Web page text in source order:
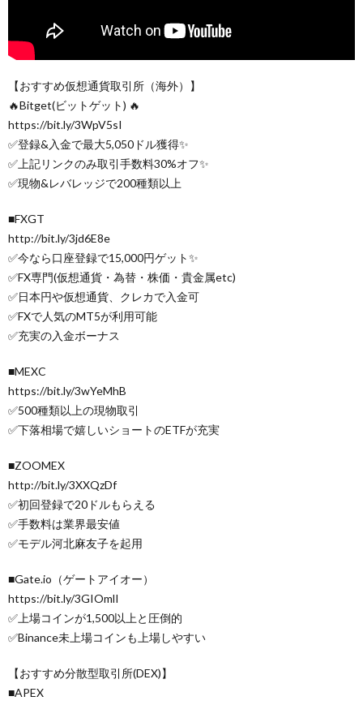
【おすすめ仮想通貨取引所（海外）】
🔥Bitget(ビットゲット) 🔥
https://bit.ly/3WpV5sI
✅登録&入金で最大5,050ドル獲得✨
✅上記リンクのみ取引手数料30%オフ✨
✅現物&レバレッジで200種類以上
■FXGT
http://bit.ly/3jd6E8e
✅今なら口座登録で15,000円ゲット✨
✅FX専門(仮想通貨・為替・株価・貴金属etc)
✅日本円や仮想通貨、クレカで入金可
✅FXで人気のMT5が利用可能
✅充実の入金ボーナス
■MEXC
https://bit.ly/3wYeMhB
✅500種類以上の現物取引
✅下落相場で嬉しいショートのETFが充実
■ZOOMEX
http://bit.ly/3XXQzDf
✅初回登録で20ドルもらえる
✅手数料は業界最安値
✅モデル河北麻友子を起用
■Gate.io（ゲートアイオー）
https://bit.ly/3GIOmlI
✅上場コインが1,500以上と圧倒的
✅Binance未上場コインも上場しやすい
【おすすめ分散型取引所(DEX)】
■APEX